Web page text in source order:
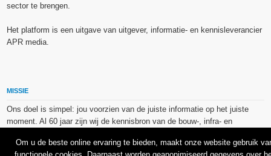
sector te brengen.
Het platform is een uitgave van uitgever, informatie- en kennisleverancier
APR media.
MISSIE
Ons doel is simpel: jou voorzien van de juiste informatie op het juiste
moment. Al 60 jaar zijn wij de kennisbron van de bouw-, infra- en
Om u de beste online ervaring te bieden, maakt onze website gebruik